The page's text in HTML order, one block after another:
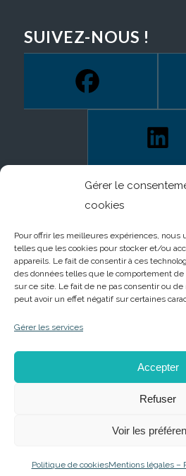
Gérer le
cookies
Pour offrir les meilleures expériences, nous
telles que les cookies pour stocker et/ou
appareils. Le fait de consentir à ces
des données telles que le comportement
sur ce site. Le fait de ne pas consentir ou
peut avoir un effet négatif sur certaines
Gérer les services
Accepter
Refuser
Voir les
Politique de cookiesMentions légales –
SUIVEZ-NOUS !
© Copyright - Entreprendre Ensemble |
DEVENIR MEMBRE